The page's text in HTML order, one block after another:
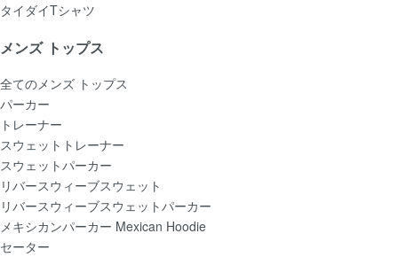
タイダイTシャツ
メンズ トップス
全てのメンズ トップス
パーカー
トレーナー
スウェットトレーナー
スウェットパーカー
リバースウィーブスウェット
リバースウィーブスウェットパーカー
メキシカンパーカー Mexican Hoodie
セーター